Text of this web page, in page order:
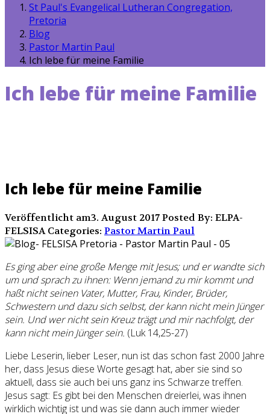
St Paul's Evangelical Lutheran Congregation,
Pretoria
Blog
Pastor Martin Paul
Ich lebe für meine Familie
Ich lebe für meine Familie
Ich lebe für meine Familie
Veröffentlicht am3. August 2017Posted By: ELPA-
FELSISACategories: Pastor Martin Paul
Es ging aber eine große Menge mit Jesus; und er wandte sich
um und sprach zu ihnen: Wenn jemand zu mir kommt und
haßt nicht seinen Vater, Mutter, Frau, Kinder, Brüder,
Schwestern und dazu sich selbst, der kann nicht mein Jünger
sein. Und wer nicht sein Kreuz trägt und mir nachfolgt, der
kann nicht mein Jünger sein. (Luk 14,25-27)
Liebe Leserin, lieber Leser, nun ist das schon fast 2000 Jahre
her, dass Jesus diese Worte gesagt hat, aber sie sind so
aktuell, dass sie auch bei uns ganz ins Schwarze treffen.
Jesus sagt: Es gibt bei den Menschen dreierlei, was ihnen
wirklich wichtig ist und was sie dann auch immer wieder